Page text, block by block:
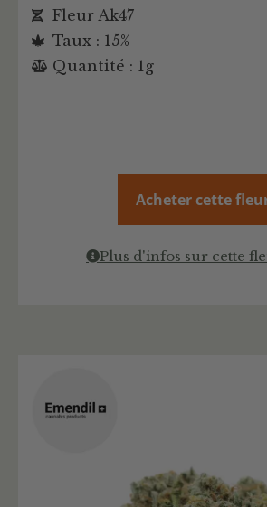
Fleur Ak47
Taux : 15%
Quantité : 1g
Acheter cette
Plus d'infos sur cette